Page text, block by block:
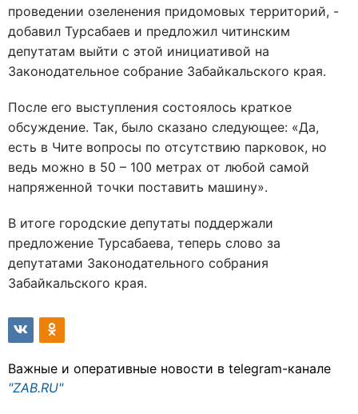
проведении озеленения придомовых территорий, -
добавил Турсабаев и предложил читинским
депутатам выйти с этой инициативой на
Законодательное собрание Забайкальского края.
После его выступления состоялось краткое
обсуждение. Так, было сказано следующее: «Да,
есть в Чите вопросы по отсутствию парковок, но
ведь можно в 50 – 100 метрах от любой самой
напряженной точки поставить машину».
В итоге городские депутаты поддержали
предложение Турсабаева, теперь слово за
депутатами Законодательного собрания
Забайкальского края.
Важные и оперативные новости в telegram-канале
"ZAB.RU"